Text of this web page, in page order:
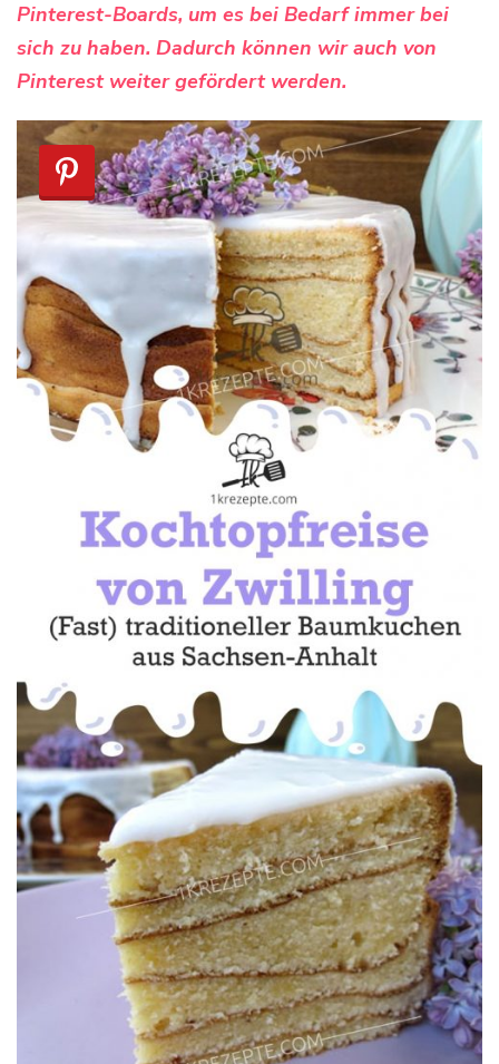
Pinterest-Boards, um es bei Bedarf immer bei
sich zu haben. Dadurch können wir auch von
Pinterest weiter gefördert werden.